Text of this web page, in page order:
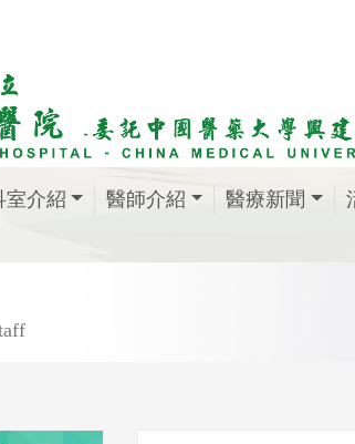
室介紹 醫師介紹 醫療新聞